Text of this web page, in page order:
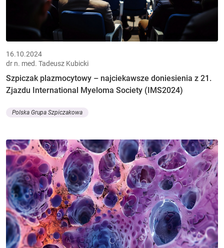
16.10.2024
dr n. med. Tadeusz Kubicki
Szpiczak plazmocytowy – najciekawsze doniesienia z 21.
Zjazdu International Myeloma Society (IMS2024)
Polska Grupa Szpiczakowa